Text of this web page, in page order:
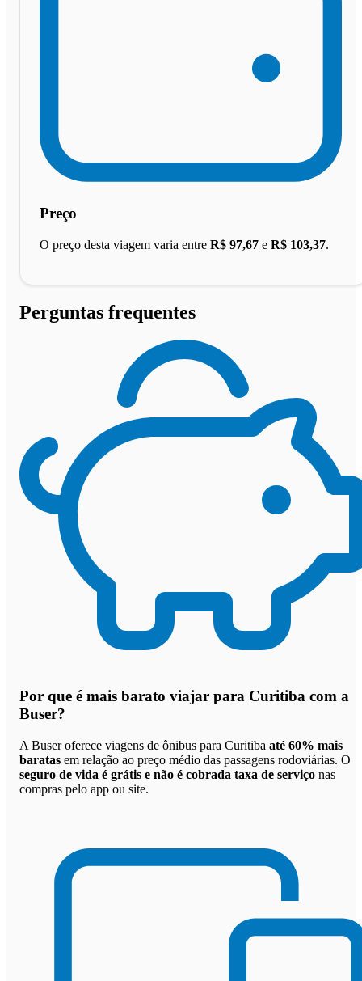
Preço
O preço desta viagem varia entre R$ 97,67 e R$ 103,37.
Perguntas frequentes
Por que é mais barato viajar para Curitiba com a
Buser?
A Buser oferece viagens de ônibus para Curitiba até 60% mais
baratas em relação ao preço médio das passagens rodoviárias. O
seguro de vida é grátis e não é cobrada taxa de serviço nas
compras pelo app ou site.